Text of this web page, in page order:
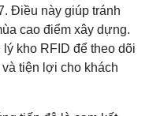
Điều này giúp tránh
cao điểm xây dựng.
kho RFID để theo dõi
tiện lợi cho khách